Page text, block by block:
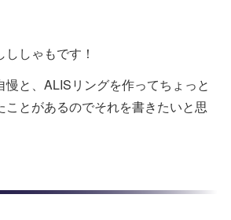
しゃもです！
と、ALISリングを作ってちょっと
ことがあるのでそれを書きたいと思